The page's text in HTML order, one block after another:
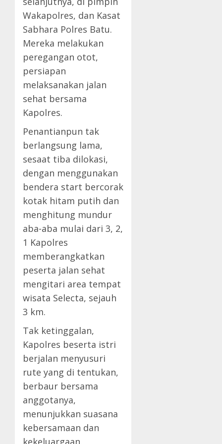
Wakapolres, dan Kasat
Sabhara Polres Batu.
Mereka melakukan
peregangan otot,
persiapan
melaksanakan jalan
sehat bersama
Kapolres.
Penantianpun tak
berlangsung lama,
sesaat tiba dilokasi,
dengan menggunakan
bendera start bercorak
kotak hitam putih dan
menghitung mundur
aba-aba mulai dari 3, 2,
1 Kapolres
memberangkatkan
peserta jalan sehat
mengitari area tempat
wisata Selecta, sejauh
3 km.
Tak ketinggalan,
Kapolres beserta istri
berjalan menyusuri
rute yang di tentukan,
berbaur bersama
anggotanya,
menunjukkan suasana
kebersamaan dan